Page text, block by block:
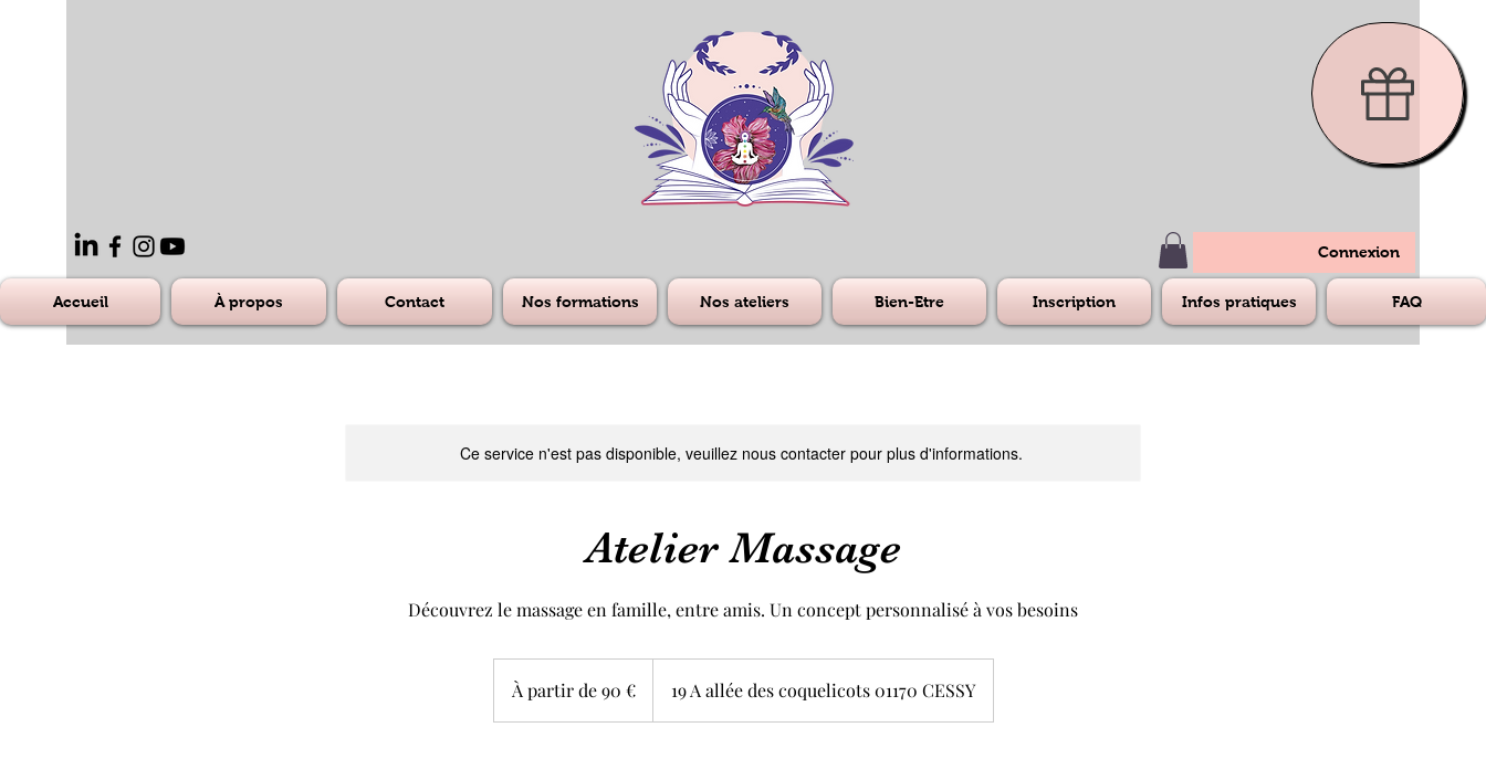
Connexion
Accueil À propos Contact Nos formations Nos ateliers Bien-Etre Inscription Infos pratiques FAQ
Ce service n'est pas disponible, veuillez nous contacter pour plus d'informations.
Atelier Massage
Découvrez le massage en famille, entre amis. Un concept personnalisé à vos besoins
partir
À partir de 90 € 19 A allée des coquelicots 01170 CESSY